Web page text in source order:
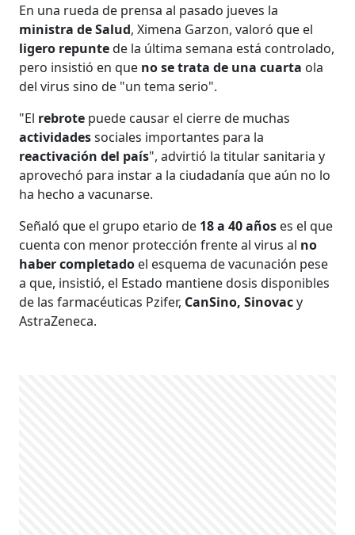
En una rueda de prensa al pasado jueves la
ministra de Salud, Ximena Garzon, valoró que el
ligero repuntede la última semana está controlado,
pero insistió en que no se trata de una cuarta ola
del virus sino de "un tema serio".
"El rebrote puede causar el cierre de muchas
actividadessociales importantes para la
reactivación del país", advirtió la titular sanitaria y
aprovechó para instar a la ciudadanía que aún no lo
ha hecho a vacunarse.
Señaló que el grupo etario de 18 a 40 años es el que
cuenta con menor protección frente al virus al no
haber completado el esquema de vacunación pese
a que, insistió, el Estado mantiene dosis disponibles
de las farmacéuticas Pzifer, CanSino, Sinovacy
AstraZeneca.